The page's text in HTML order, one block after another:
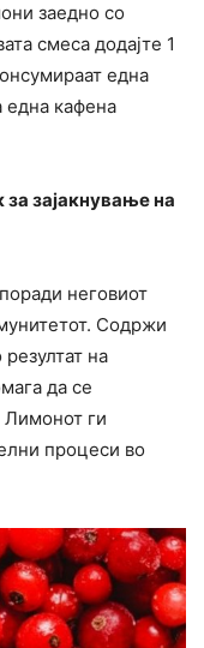
заедно со
смеса додајте 1
една
една кафена
зајакнување на
неговиот
Содржи
на
да се
ги
процеси во